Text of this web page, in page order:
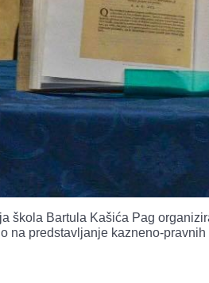
škola Bartula Kašića Pag
na predstavljanje kazneno-